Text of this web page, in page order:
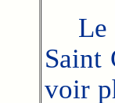
Le
Saint
voir